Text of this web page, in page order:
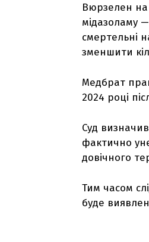
Вюрзелен на
мідазоламу
смертельні
зменшити
Медбрат
2024 році
Суд
фактично
довічного
Тим часом
буде